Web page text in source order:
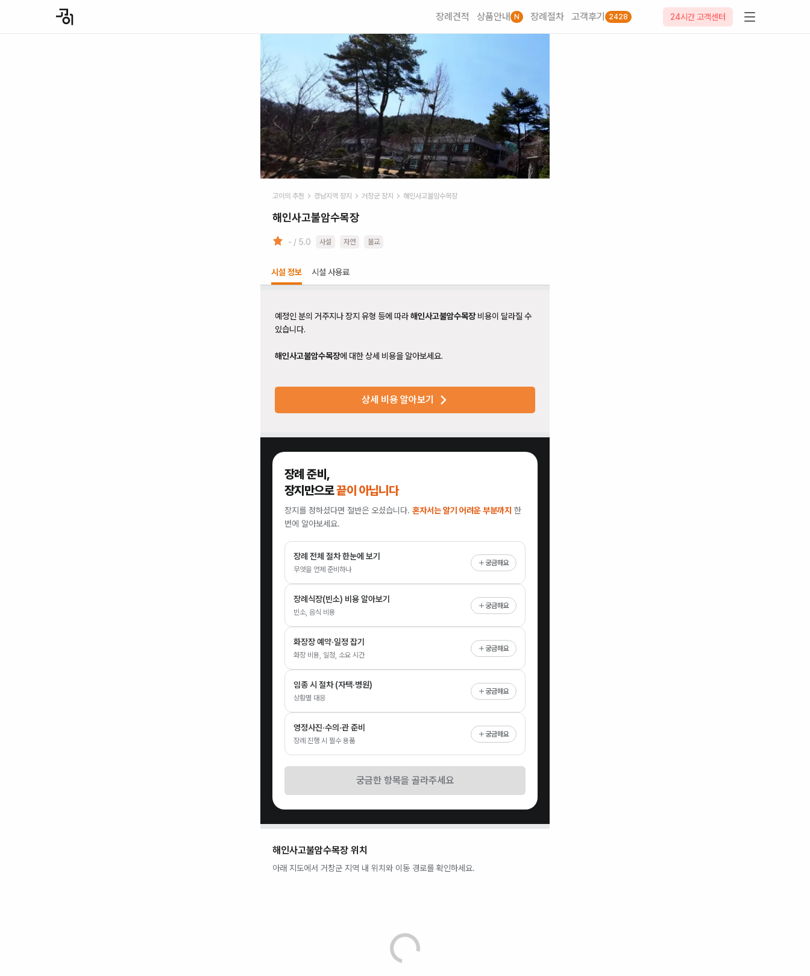
장례견적 상품안내 N 장례절차 고객후기 2428 24시간 고객센터
고이의 추천 경남지역 장지 거창군 장지 해인사고불암수목장
해인사고불암수목장
- / 5.0 사설 자연 불교
시설 정보 시설 사용료
예정인 분의 거주지나 장지 유형 등에 따라해인사고불암수목장비용이 달라질 수
있습니다.
해인사고불암수목장에 대한 상세 비용을 알아보세요.
상세 비용 알아보기
장례 준비,
장지만으로끝이 아닙니다
장지를 정하셨다면 절반은 오셨습니다. 혼자서는 알기 어려운 부분까지 한
번에 알아보세요.
장례 전체 절차 한눈에 보기
무엇을 언제 준비하나
궁금해요
장례식장(빈소) 비용 알아보기
빈소, 음식 비용
궁금해요
화장장 예약·일정 잡기
화장 비용, 일정, 소요 시간
궁금해요
임종 시 절차 (자택·병원)
상황별 대응
궁금해요
영정사진·수의·관 준비
장례 진행 시 필수 용품
궁금해요
궁금한 항목을 골라주세요
해인사고불암수목장 위치
아래 지도에서 거창군 지역 내 위치와 이동 경로를 확인하세요.